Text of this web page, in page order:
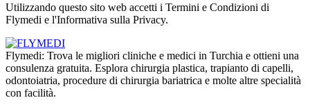
Utilizzando questo sito web accetti i Termini e Condizioni di
Flymedi e l'Informativa sulla Privacy.
Flymedi: Trova le migliori cliniche e medici in Turchia e ottieni una
consulenza gratuita. Esplora chirurgia plastica, trapianto di capelli,
odontoiatria, procedure di chirurgia bariatrica e molte altre specialità
con facilità.